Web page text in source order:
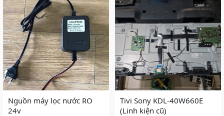
Nguồn máy lọc nước RO
24v
Tivi Sony KDL-40W660E
(Linh kiện cũ)